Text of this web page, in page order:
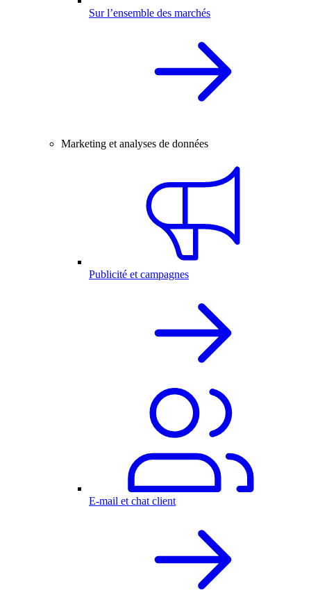
Sur l’ensemble des marchés
Marketing et analyses de données
Publicité et campagnes
E-mail et chat client